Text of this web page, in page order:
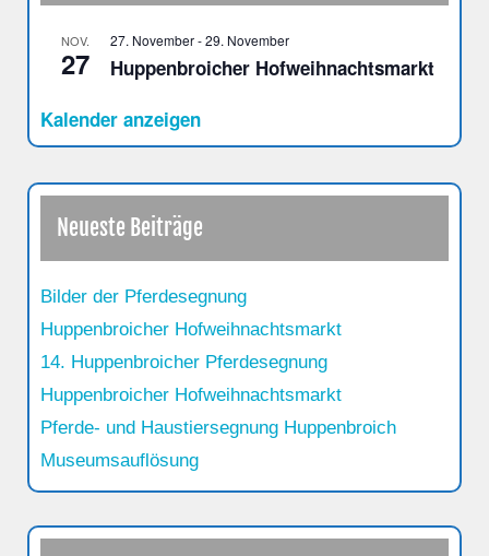
NOV.
27
27. November-29. November
Huppenbroicher Hofweihnachtsmarkt
Kalender anzeigen
Neueste Beiträge
Bilder der Pferdesegnung
Huppenbroicher Hofweihnachtsmarkt
14. Huppenbroicher Pferdesegnung
Huppenbroicher Hofweihnachtsmarkt
Pferde- und Haustiersegnung Huppenbroich
Museumsauflösung